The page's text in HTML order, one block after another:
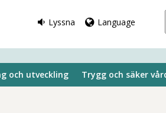
Lyssna Language
och utveckling Trygg och säker